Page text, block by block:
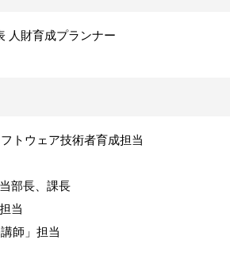
人財育成プランナー
ウェア技術者育成担当
部長、課長
当
師」担当